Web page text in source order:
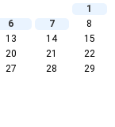
1
6 7
8
13 14
15
20 21
22
27 28
29